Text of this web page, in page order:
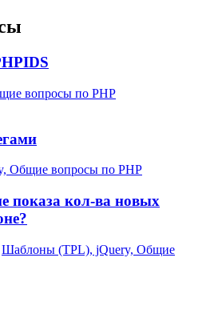
вопросы по PHP
Общие вопросы по PHP
показа кол-ва новых
Шаблоны (TPL), jQuery, Общие